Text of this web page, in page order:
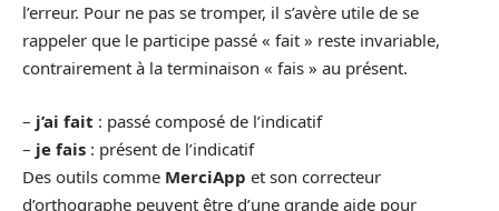
l’erreur. Pour ne pas se tromper, il s’avère utile de se
rappeler que le participe passé « fait » reste invariable,
contrairement à la terminaison « fais » au présent.
– j’ai fait : passé composé de l’indicatif
– je fais : présent de l’indicatif
Des outils comme MerciApp et son correcteur
d’orthographe peuvent être d’une grande aide pour